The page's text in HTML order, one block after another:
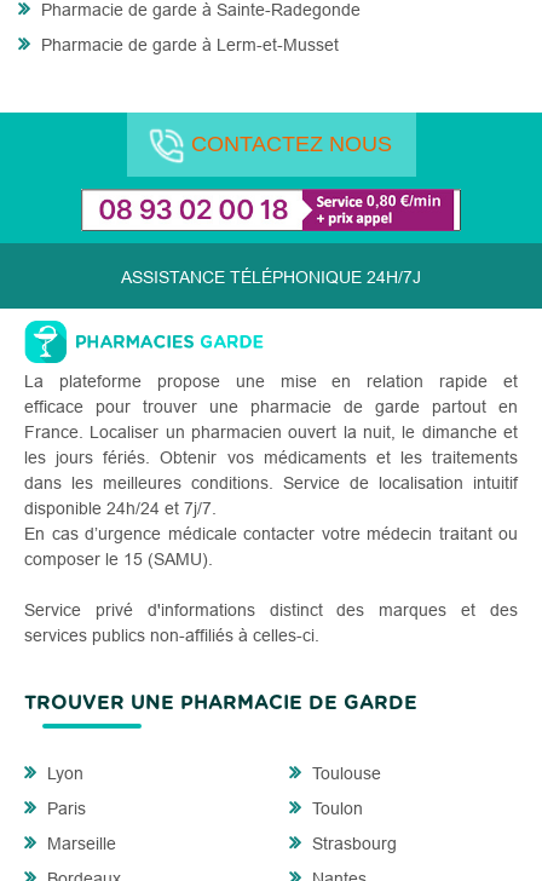
Pharmacie de garde à Sainte-Radegonde
Pharmacie de garde à Lerm-et-Musset
CONTACTEZ NOUS
ASSISTANCE TÉLÉPHONIQUE 24H/7J
La plateforme propose une mise en relation rapide et
efficace pour trouver une pharmacie de garde partout en
France. Localiser un pharmacien ouvert la nuit, le dimanche et
les jours fériés. Obtenir vos médicaments et les traitements
dans les meilleures conditions. Service de localisation intuitif
disponible 24h/24 et 7j/7.
En cas d’urgence médicale contacter votre médecin traitant ou
composer le 15 (SAMU).
Service privé d'informations distinct des marques et des
services publics non-affiliés à celles-ci.
TROUVER UNE PHARMACIE DE GARDE
Lyon
Paris
Marseille
Toulouse
Toulon
Strasbourg